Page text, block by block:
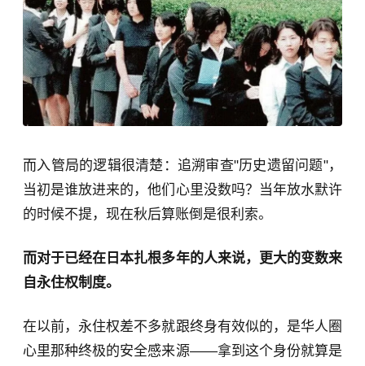
而入管局的逻辑很清楚：追溯审查"历史遗留问题"，
当初是谁放进来的，他们心里没数吗？当年放水默许
的时候不提，现在秋后算账倒是很利索。
而对于已经在日本扎根多年的人来说，更大的变数来
自永住权制度。
在以前，永住权差不多就跟终身有效似的，是华人圈
心里那种终极的安全感来源——拿到这个身份就算是